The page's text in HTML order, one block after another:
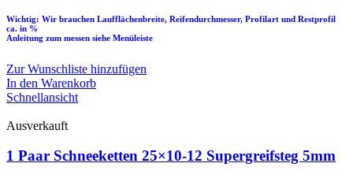
Wichtig: Wir brauchen Laufflächenbreite, Reifendurchmesser, Profilart und Restprofil
ca. in %
Anleitung zum messen siehe Menüleiste
Zur Wunschliste hinzufügen
In den Warenkorb
Schnellansicht
Ausverkauft
1 Paar Schneeketten 25×10-12 Supergreifsteg 5mm